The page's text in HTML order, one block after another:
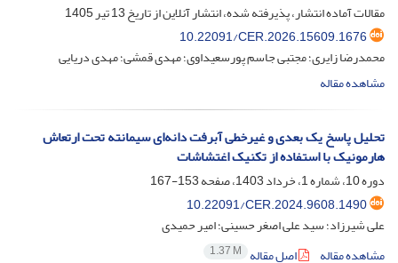
مقالات آماده انتشار، پذیرفته شده، انتشار آنلاین از تاریخ13 تیر 1405
10.22091/CER.2026.15609.1676
محمدرضا زایری؛ مجتبی جاسم پورسعیداوی؛ مهدی قمشی؛ مهدی دریایی
مشاهده مقاله
تحلیل پاسخ یک بعدی و غیرخطی آبرفت دانه‌ای سیمانته تحت ارتعاش
هارمونیک با استفاده از تکنیک اغتشاشات
دوره 10، شماره 1، خرداد 1403، صفحه
153-167
10.22091/CER.2024.9608.1490
علی شیرزاد؛ سید علی اصغر حسینی؛ امیر حمیدی
مشاهده مقاله
اصل مقاله 1.37 M